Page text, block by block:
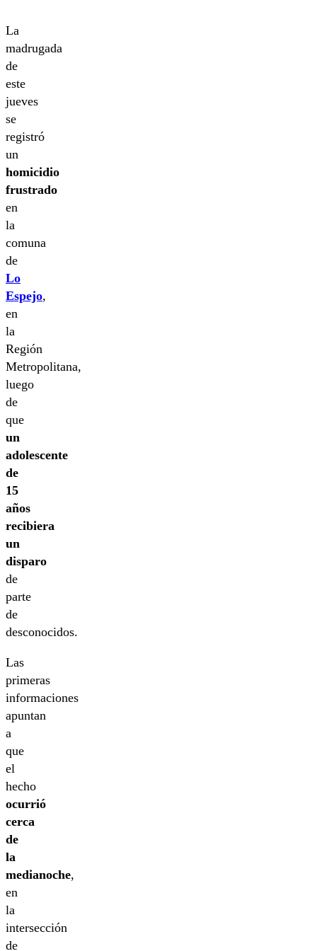
La
madrugada
de
este
jueves
se
registró
un
homicidio
frustrado
en
la
comuna
de
Lo
Espejo,
en
la
Región
Metropolitana,
luego
de
que
un
adolescente
de
15
años
recibiera
un
disparo
de
parte
de
desconocidos.
Las
primeras
informaciones
apuntan
a
que
el
hecho
ocurrió
cerca
de
la
medianoche,
en
la
intersección
de